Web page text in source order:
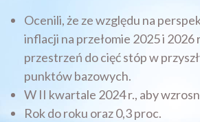
Ocenili, że ze względu na
inflacji na przełomie 2025 i 2026
przestrzeń do cięć stóp w
punktów bazowych.
W II kwartale 2024 r., aby
Rok do roku oraz 0,3 proc.